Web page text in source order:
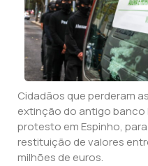
Cidadãos que perderam
extinção do antigo banco
protesto em Espinho,
restituição de valores
milhões de euros.